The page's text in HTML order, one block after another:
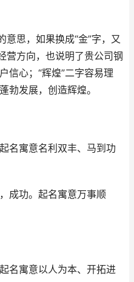
意思，如果换成“金”字，又
营方向，也说明了贵公司钢
信心；“辉煌”二字容易理
勃发展，创造辉煌。
名寓意名利双丰、马到功
成功。起名寓意万事顺
名寓意以人为本、开拓进